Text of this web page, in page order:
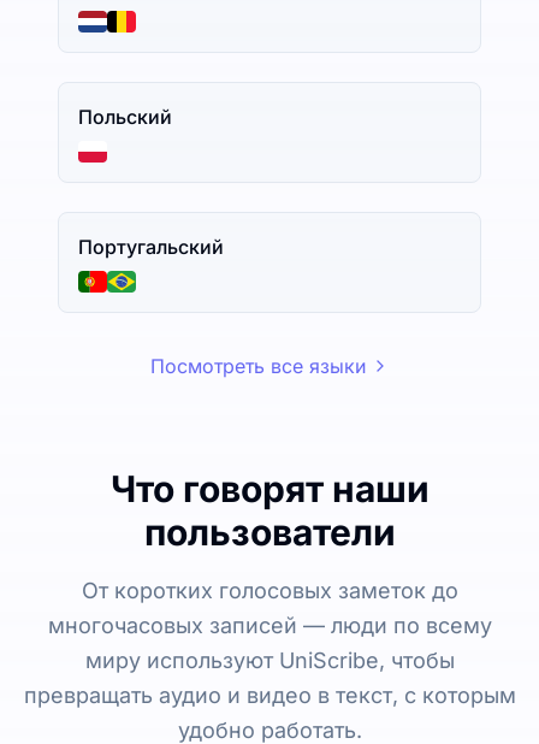
Польский
Португальский
Посмотреть все языки
Что говорят наши
пользователи
От коротких голосовых заметок до
многочасовых записей — люди по всему
миру используют UniScribe, чтобы
превращать аудио и видео в текст, с которым
удобно работать.